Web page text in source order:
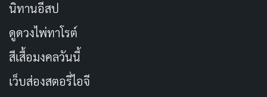
นิทานอีสป
ดูดวงไพ่ทาโรต์
สีเสื้อมงคลวันนี้
เว็บส่องสตอรี่ไอจี